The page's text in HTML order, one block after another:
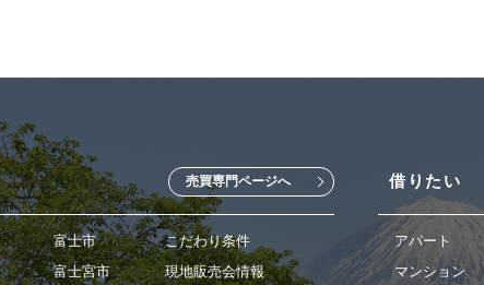
売買専門ページへ
富士市
富士宮市
こだわり条件
現地販売会情報
借りたい
アパート
マンション